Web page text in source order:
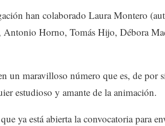
han colaborado Laura Montero
Horno, Tomás Hijo, Débora
un maravilloso número que es, de por
estudioso y amante de la animación.
ya está abierta la convocatoria para